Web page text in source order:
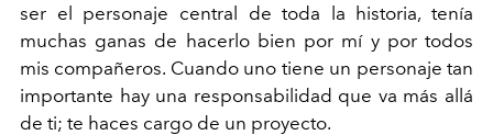
ser el personaje central de toda la historia, tenía
muchas ganas de hacerlo bien por mí y por todos
mis compañeros. Cuando uno tiene un personaje tan
importante hay una responsabilidad que va más allá
de ti; te haces cargo de un proyecto.